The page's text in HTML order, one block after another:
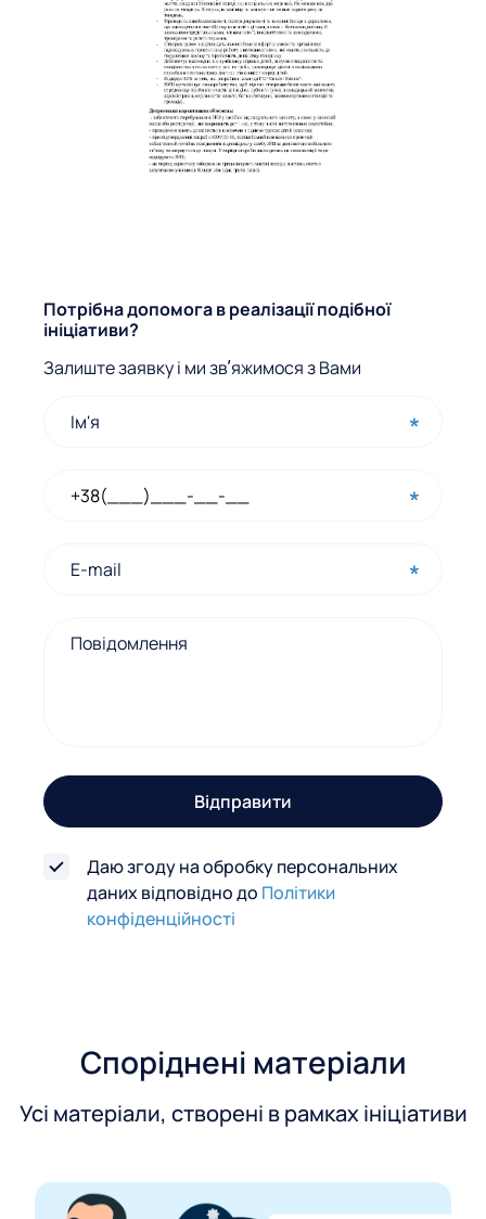
Ф
о
р
з
в
Потрібна допомога в реалізації подібної
ініціативи?
Залиште заявку і ми звʼяжимося з Вами
Відправити
Даю згоду на обробку персональних
даних відповідно до Політики
конфіденційності
Споріднені матеріали
Усі матеріали, створені в рамках ініціативи